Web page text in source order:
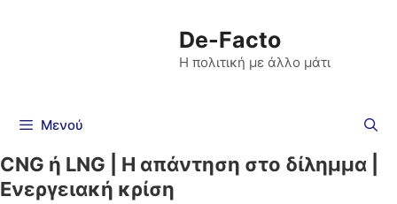
De-Facto
Η πολιτική με άλλο μάτι
Μενού
CNG ή LNG | H απάντηση στο δίλημμα |
Ενεργειακή κρίση